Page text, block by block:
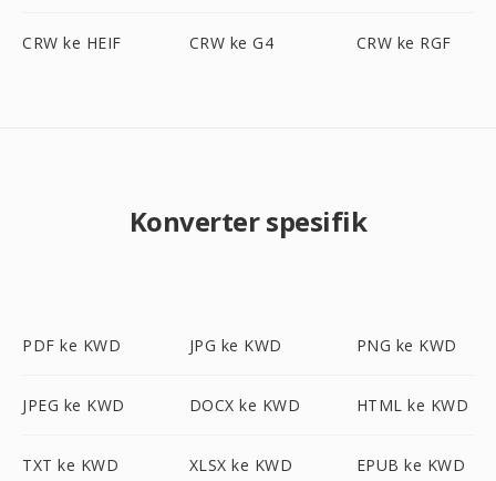
CRW ke HEIF CRW ke G4 CRW ke RGF
Konverter spesifik
PDF ke KWD JPG ke KWD PNG ke KWD
JPEG ke KWD DOCX ke KWD HTML ke KWD
TXT ke KWD XLSX ke KWD EPUB ke KWD